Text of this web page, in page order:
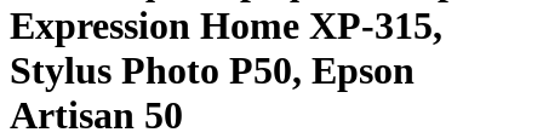
Expression Home XP-315,
Stylus Photo P50, Epson
Artisan 50